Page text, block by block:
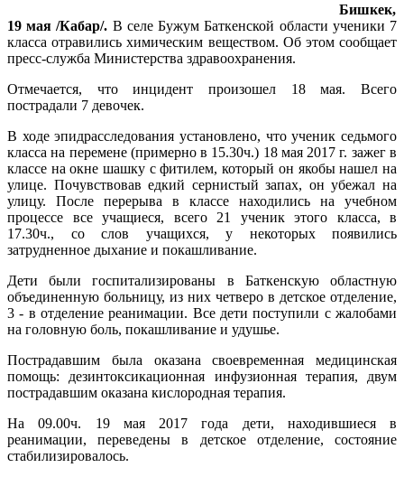
Бишкек,
19 мая /Кабар/. В селе Бужум Баткенской области ученики 7
класса отравились химическим веществом. Об этом сообщает
пресс-служба Министерства здравоохранения.
Отмечается, что инцидент произошел 18 мая. Всего
пострадали 7 девочек.
В ходе эпидрасследования установлено, что ученик седьмого
класса на перемене (примерно в 15.30ч.) 18 мая 2017 г. зажег в
классе на окне шашку с фитилем, который он якобы нашел на
улице. Почувствовав едкий сернистый запах, он убежал на
улицу. После перерыва в классе находились на учебном
процессе все учащиеся, всего 21 ученик этого класса, в
17.30ч., со слов учащихся, у некоторых появились
затрудненное дыхание и покашливание.
Дети были госпитализированы в Баткенскую областную
объединенную больницу, из них четверо в детское отделение,
3 - в отделение реанимации. Все дети поступили с жалобами
на головную боль, покашливание и удушье.
Пострадавшим была оказана своевременная медицинская
помощь: дезинтоксикационная инфузионная терапия, двум
пострадавшим оказана кислородная терапия.
На 09.00ч. 19 мая 2017 года дети, находившиеся в
реанимации, переведены в детское отделение, состояние
стабилизировалось.